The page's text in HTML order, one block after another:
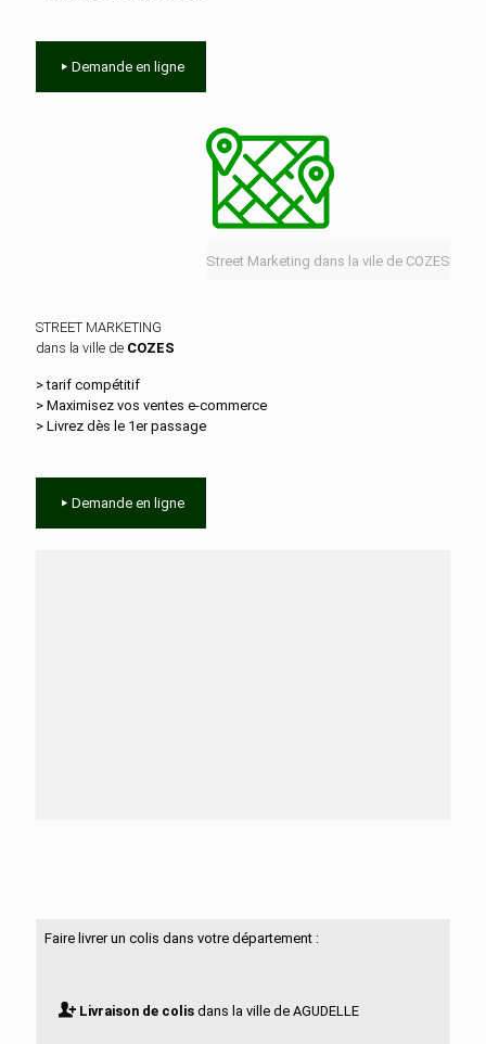
Demande en ligne
Street Marketing dans la vile de COZES
STREET MARKETING
dans la ville de COZES
> tarif compétitif
> Maximisez vos ventes e‑commerce
> Livrez dès le 1er passage
Demande en ligne
Faire livrer un colis dans votre département :
Livraison de colisdans la ville de AGUDELLE